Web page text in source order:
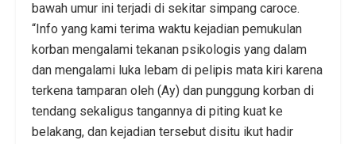
bawah umur ini terjadi di sekitar simpang caroce.
“Info yang kami terima waktu kejadian pemukulan
korban mengalami tekanan psikologis yang dalam
dan mengalami luka lebam di pelipis mata kiri karena
terkena tamparan oleh (Ay) dan punggung korban di
tendang sekaligus tangannya di piting kuat ke
belakang, dan kejadian tersebut disitu ikut hadir